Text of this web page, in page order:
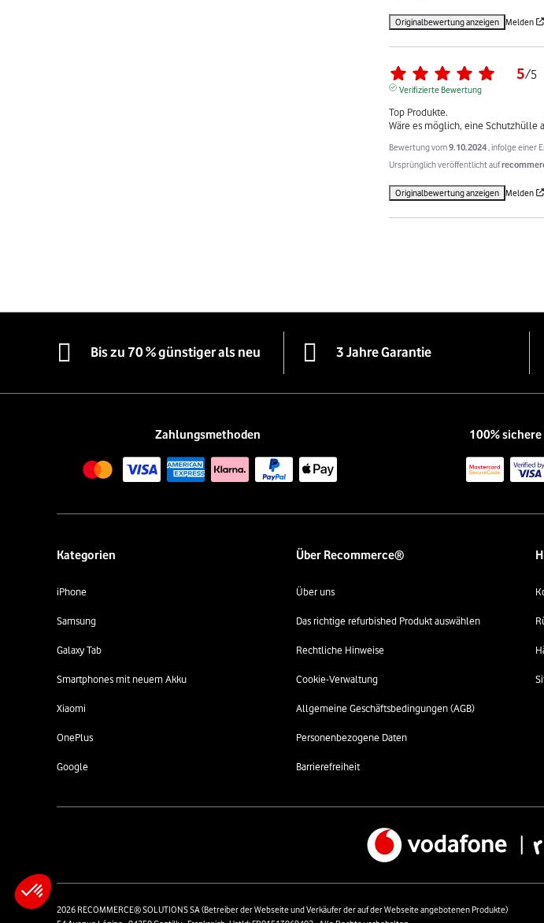
Originalbewertung anzeigen Melden
5/5
Verifizierte Bewertung
Top Produkte.
Wäre es möglich, eine Schutzhülle
Bewertung vom9.10.2024 , infolge einer
Ursprünglich veröffentlicht auf
Originalbewertung anzeigen Melden
Bis zu 70 % günstiger als neu 3 Jahre Garantie
Zahlungsmethoden 100%
Kategorien
iPhone
Samsung
Galaxy Tab
Smartphones mit neuem Akku
Xiaomi
OnePlus
Google
Über Recommerce®
Über uns
Das richtige refurbished Produkt auswählen
Rechtliche Hinweise
Cookie-Verwaltung
Allgemeine Geschäftsbedingungen (AGB)
Personenbezogene Daten
Barrierefreiheit
2026 RECOMMERCE® SOLUTIONS SA (Betreiber der Webseite und Verkäufer der auf der Webseite angebotenen Produkte)